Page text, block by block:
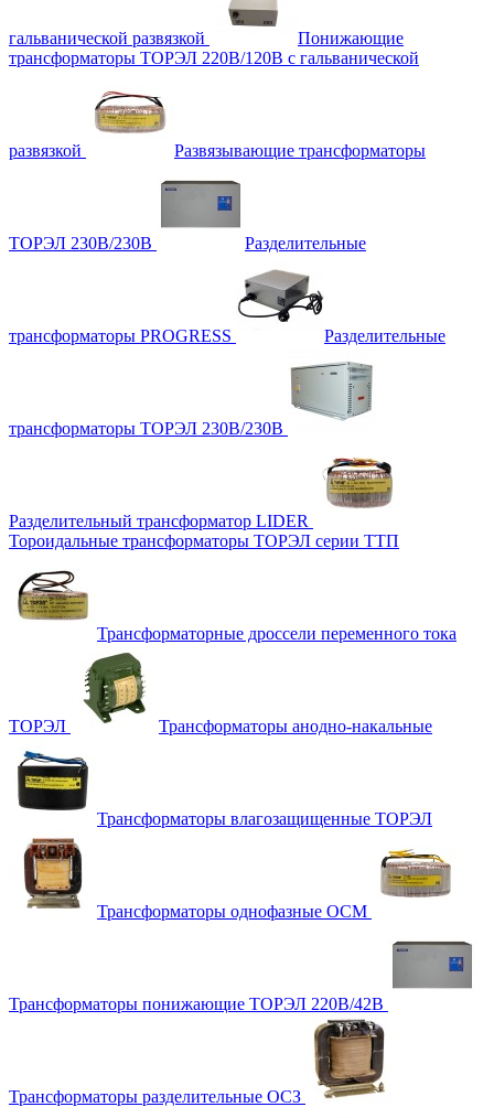
гальванической развязкой
Понижающие
трансформаторы ТОРЭЛ 220В/120В с гальванической
развязкой Развязывающие трансформаторы
ТОРЭЛ 230В/230В Разделительные
трансформаторы PROGRESS Разделительные
трансформаторы ТОРЭЛ 230В/230В
Разделительный трансформатор LIDER
Тороидальные трансформаторы ТОРЭЛ серии ТТП
Трансформаторные дроссели переменного тока
ТОРЭЛ Трансформаторы анодно-накальные
Трансформаторы влагозащищенные ТОРЭЛ
Трансформаторы однофазные ОСМ
Трансформаторы понижающие ТОРЭЛ 220В/42В
Трансформаторы разделительные ОСЗ